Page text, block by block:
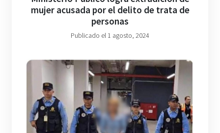
mujer acusada por el delito de trata de
personas
Publicado el 1 agosto, 2024